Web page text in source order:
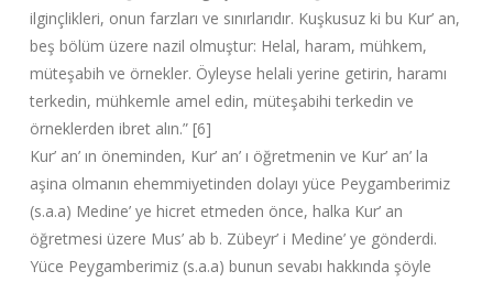
ilginçlikleri, onun farzları ve sınırlarıdır. Kuşkusuz ki bu Kur’ an,
beş bölüm üzere nazil olmuştur: Helal, haram, mühkem,
müteşabih ve örnekler. Öyleyse helali yerine getirin, haramı
terkedin, mühkemle amel edin, müteşabihi terkedin ve
örneklerden ibret alın.” [6]
Kur’ an’ ın öneminden, Kur’ an’ ı öğretmenin ve Kur’ an’ la
aşina olmanın ehemmiyetinden dolayı yüce Peygamberimiz
(s.a.a) Medine’ ye hicret etmeden önce, halka Kur’ an
öğretmesi üzere Mus’ ab b. Zübeyr’ i Medine’ ye gönderdi.
Yüce Peygamberimiz (s.a.a) bunun sevabı hakkında şöyle